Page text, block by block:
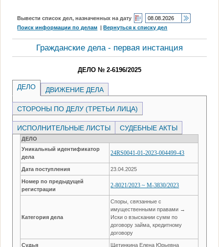
Вывести список дел, назначенных на дату
Поиск информации по делам |Вернуться к списку дел
Гражданские дела - первая инстанция
ДЕЛО № 2-6196/2025
ДЕЛО ДВИЖЕНИЕ ДЕЛА
СТОРОНЫ ПО ДЕЛУ (ТРЕТЬИ ЛИЦА)
ИСПОЛНИТЕЛЬНЫЕ ЛИСТЫ СУДЕБНЫЕ АКТЫ
ДЕЛО
Уникальный идентификатор
дела
24RS0041-01-2023-004499-43
Дата поступления 23.04.2025
Номер по предыдущей
регистрации
2-8021/2023 ~ М-3830/2023
Категория дела
Споры, связанные с
имущественными правами →
Иски о взыскании сумм по
договору займа, кредитному
договору
Судья Щетинкина Елена Юрьевна